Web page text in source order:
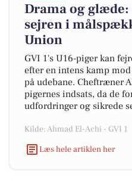
Drama og glæde:
sejren i
Union
GVI 1's U16-piger kan
efter en intens kamp
på udebane. Cheftræner
pigernes indsats, da de
udfordringer og sikrede
Kilde: Ahmad El-Achi - GVI 1
Læs hele artiklen her